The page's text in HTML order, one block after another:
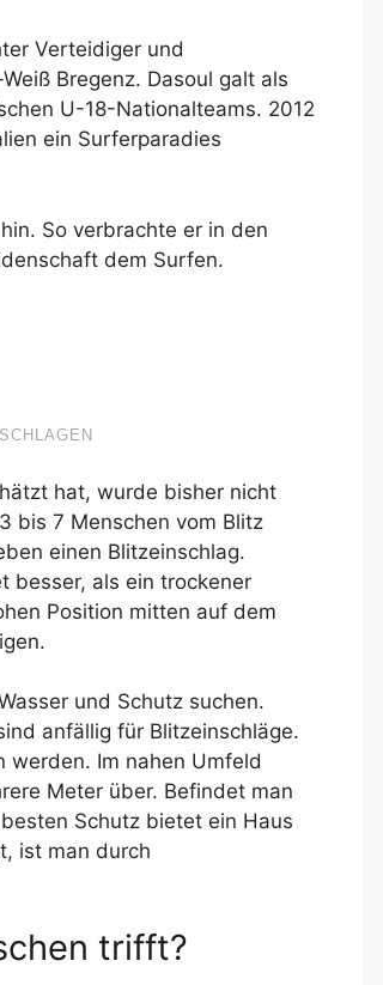
Verteidiger und
Bregenz. Dasoul galt als
U-18-Nationalteams. 2012
ein Surferparadies
So verbrachte er in den
dem Surfen.
hat, wurde bisher nicht
bis 7 Menschen vom Blitz
einen Blitzeinschlag.
besser, als ein trockener
Position mitten auf dem
und Schutz suchen.
anfällig für Blitzeinschläge.
werden. Im nahen Umfeld
Meter über. Befindet man
Schutz bietet ein Haus
ist man durch
trifft?